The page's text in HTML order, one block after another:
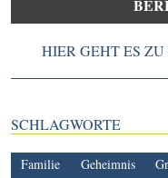
HIER GEHT ES
SCHLAGWORTE
Familie Geheimnis